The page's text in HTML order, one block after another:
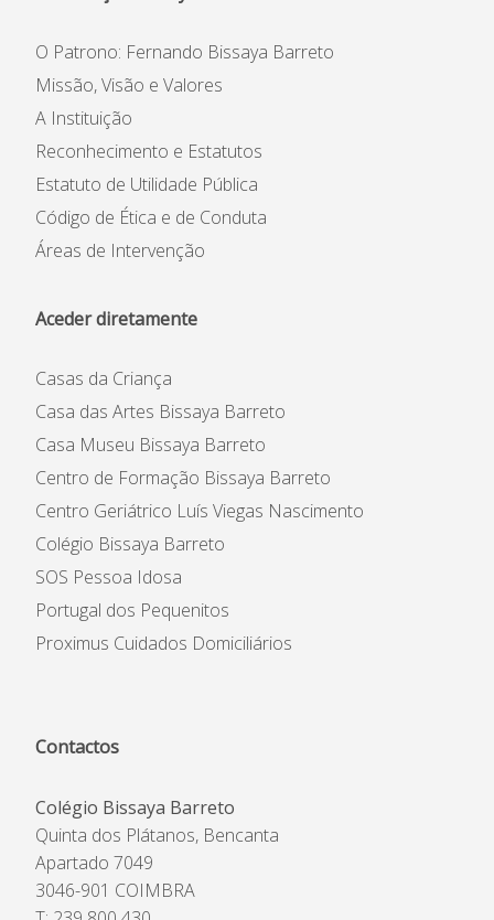
O Patrono: Fernando Bissaya Barreto
Missão, Visão e Valores
A Instituição
Reconhecimento e Estatutos
Estatuto de Utilidade Pública
Código de Ética e de Conduta
Áreas de Intervenção
Aceder diretamente
Casas da Criança
Casa das Artes Bissaya Barreto
Casa Museu Bissaya Barreto
Centro de Formação Bissaya Barreto
Centro Geriátrico Luís Viegas Nascimento
Colégio Bissaya Barreto
SOS Pessoa Idosa
Portugal dos Pequenitos
Proximus Cuidados Domiciliários
Contactos
Colégio Bissaya Barreto
Quinta dos Plátanos, Bencanta
Apartado 7049
3046-901 COIMBRA